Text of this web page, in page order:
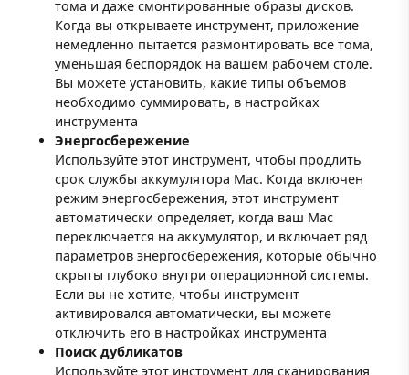
тома и даже смонтированные образы дисков.
Когда вы открываете инструмент, приложение
немедленно пытается размонтировать все тома,
уменьшая беспорядок на вашем рабочем столе.
Вы можете установить, какие типы объемов
необходимо суммировать, в настройках
инструмента
Энергосбережение
Используйте этот инструмент, чтобы продлить
срок службы аккумулятора Mac. Когда включен
режим энергосбережения, этот инструмент
автоматически определяет, когда ваш Mac
переключается на аккумулятор, и включает ряд
параметров энергосбережения, которые обычно
скрыты глубоко внутри операционной системы.
Если вы не хотите, чтобы инструмент
активировался автоматически, вы можете
отключить его в настройках инструмента
Поиск дубликатов
Используйте этот инструмент для сканирования